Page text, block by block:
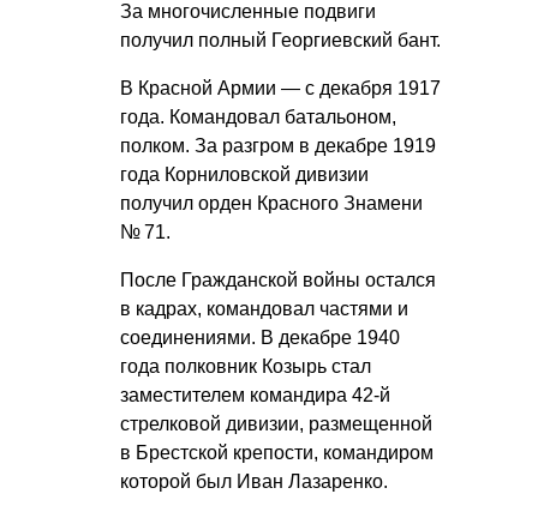
За многочисленные подвиги
получил полный Георгиевский бант.
В Красной Армии — с декабря 1917
года. Командовал батальоном,
полком. За разгром в декабре 1919
года Корниловской дивизии
получил орден Красного Знамени
№ 71.
После Гражданской войны остался
в кадрах, командовал частями и
соединениями. В декабре 1940
года полковник Козырь стал
заместителем командира 42-й
стрелковой дивизии, размещенной
в Брестской крепости, командиром
которой был Иван Лазаренко.